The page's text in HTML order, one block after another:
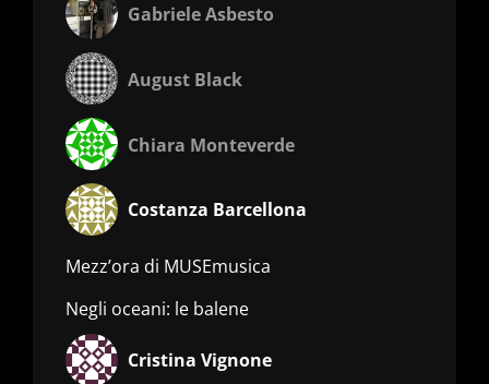
Gabriele Asbesto
August Black
Chiara Monteverde
Costanza Barcellona
Mezz’ora di MUSEmusica
Negli oceani: le balene
Cristina Vignone